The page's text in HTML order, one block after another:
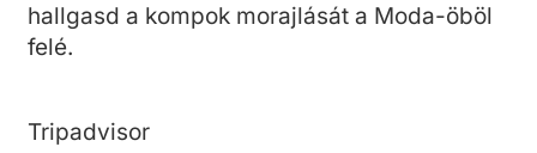
hallgasd a kompok morajlását a Moda-öböl
felé.
Tripadvisor